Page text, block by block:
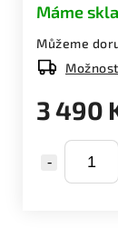
3 490
Máme
Můžeme